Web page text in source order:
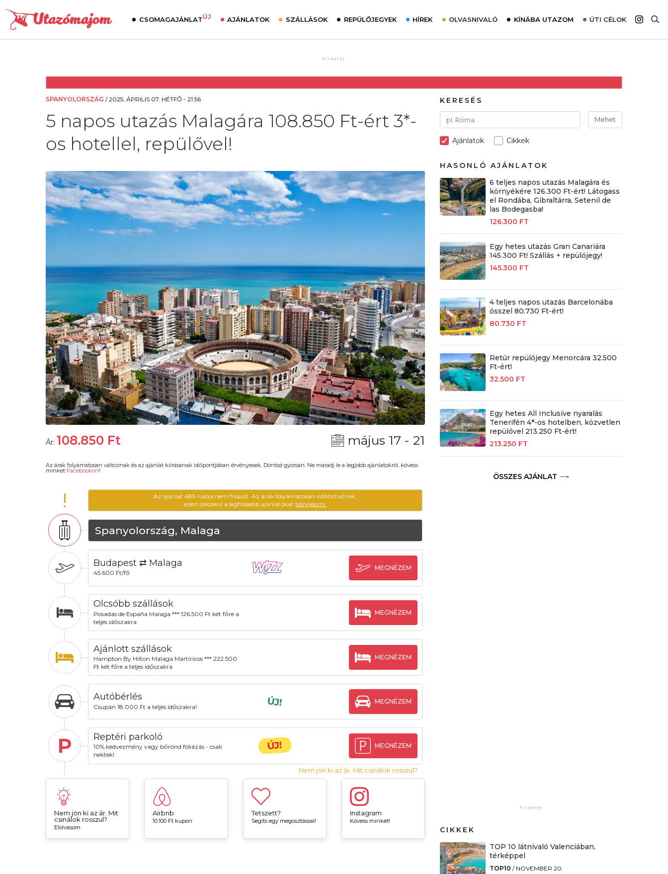
CSOMAGAJÁNLATÚJ AJÁNLATOK SZÁLLÁSOK REPÜLŐJEGYEK HÍREK OLVASNIVALÓ
Utazómajom – CitySIM kártya a világutazóknak
Élménybeszámolók
Szállodalátogatás
Sajtómegjelenések
KÍNÁBA UTAZOM ÚTI CÉLOK
Afrika
SPANYOLORSZÁG /2025. ÁPRILIS 07. HÉTFŐ - 21:56
5 napos utazás Malagára 108.850 Ft-ért 3*-
os hotellel, repülővel!
Ár: 108.850 Ft május 17 - 21
Az árak folyamatosan változnak és az ajánlat kiírásanak időpontjában érvényesek. Döntsd gyorsan. Ne maradj le a legjobb ajánlatokról, kövess
minket Facebookon!
!
Az ajánlat 485 napja nem frissült. Az árak folyamatosan változhatnak,
ezért célszerű a legfrissebb ajánlatokat böngészni.
Spanyolország, Malaga
Budapest ⇄ Malaga
45.600 Ft/fő
MEGNÉZEM
Olcsóbb szállások
Posadas de España Malaga *** 126.500 Ft két főre a
teljes időszakra
MEGNÉZEM
Ajánlott szállások
Hampton By Hilton Malaga Martiricos *** 222.500
Ft két főre a teljes időszakra
MEGNÉZEM
Autóbérlés
Csupán 18.000 Ft a teljes időszakra! ÚJ! MEGNÉZEM
P Reptéri parkoló
10% kedvezmény vagy bőrönd fóliázás - csak
nektek!
ÚJ! MEGNÉZEM
Nem jön ki az ár. Mit csinálok rosszul?
Nem jön ki az ár. Mit
csinálok rosszul?
Elolvasom
Airbnb
10.100 Ft kupon
Tetszett?
Segíts egy megosztással!
Instagram
Kövess minket!
KERESÉS
Mehet
Ajánlatok Cikkek
HASONLÓ AJÁNLATOK
6 teljes napos utazás Malagára és
környékére 126.300 Ft-ért! Látogass
el Rondába, Gibraltárra, Setenil de
las Bodegasba!
126.300 FT
Egy hetes utazás Gran Canariára
145.300 Ft! Szállás + repülőjegy!
145.300 FT
4 teljes napos utazás Barcelonába
ősszel 80.730 Ft-ért!
80.730 FT
Retúr repülőjegy Menorcára 32.500
Ft-ért!
32.500 FT
Egy hetes All Inclusive nyaralás
Tenerifén 4*-os hotelben, közvetlen
repülővel 213.250 Ft-ért!
213.250 FT
ÖSSZES AJÁNLAT
CIKKEK
TOP 10 látnivaló Valenciában,
térképpel
TOP10 / NOVEMBER 20.